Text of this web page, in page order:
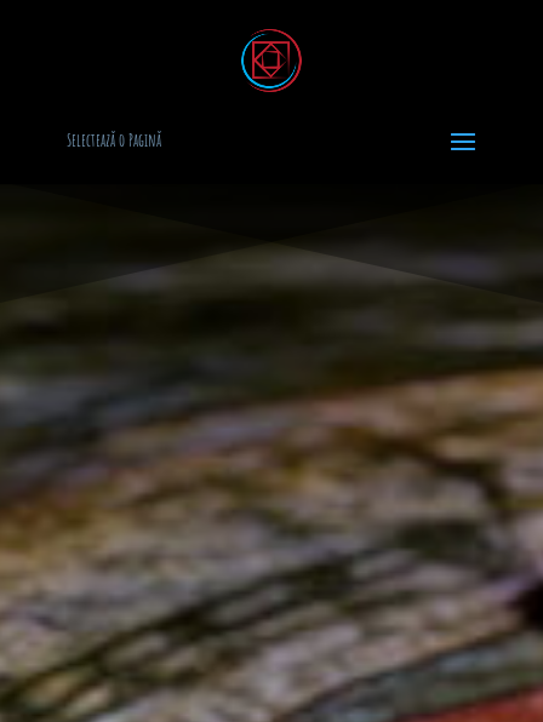
Selectează o Pagină